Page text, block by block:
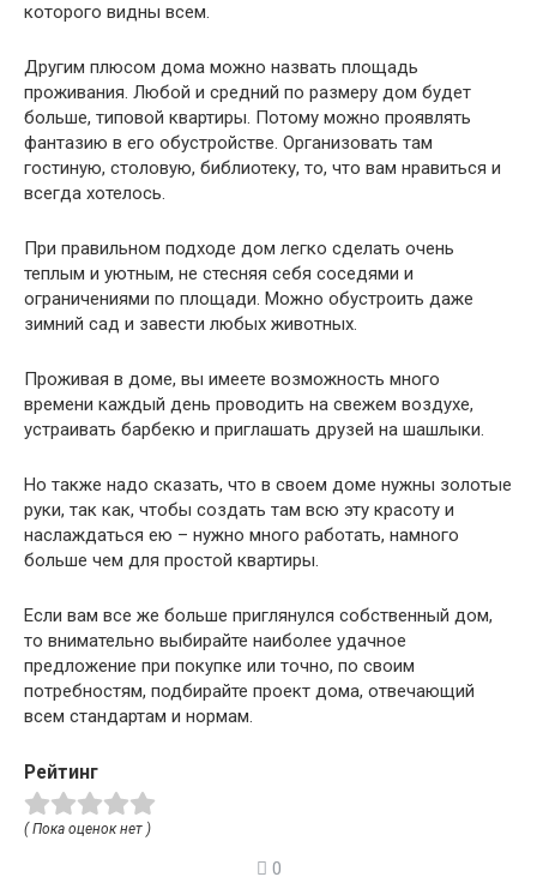
которого видны всем.
Другим плюсом дома можно назвать площадь
проживания. Любой и средний по размеру дом будет
больше, типовой квартиры. Потому можно проявлять
фантазию в его обустройстве. Организовать там
гостиную, столовую, библиотеку, то, что вам нравиться и
всегда хотелось.
При правильном подходе дом легко сделать очень
теплым и уютным, не стесняя себя соседями и
ограничениями по площади. Можно обустроить даже
зимний сад и завести любых животных.
Проживая в доме, вы имеете возможность много
времени каждый день проводить на свежем воздухе,
устраивать барбекю и приглашать друзей на шашлыки.
Но также надо сказать, что в своем доме нужны золотые
руки, так как, чтобы создать там всю эту красоту и
наслаждаться ею – нужно много работать, намного
больше чем для простой квартиры.
Если вам все же больше приглянулся собственный дом,
то внимательно выбирайте наиболее удачное
предложение при покупке или точно, по своим
потребностям, подбирайте проект дома, отвечающий
всем стандартам и нормам.
Рейтинг
( Пока оценок нет )
0